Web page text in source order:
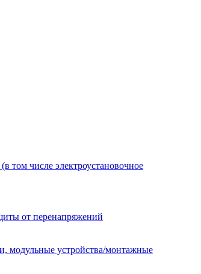
том числе электроустановочное
от перенапряжений
модульные устройства/монтажные